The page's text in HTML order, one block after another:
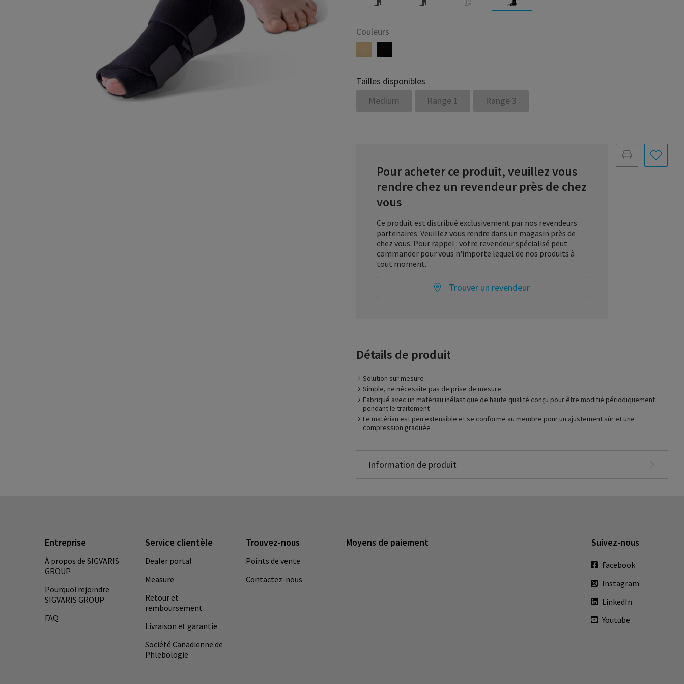
Couleurs
Tailles disponibles
Medium
Range 1 Range 3
Pour acheter ce produit, veuillez vous
rendre chez un revendeur près de chez
vous
Ce produit est distribué exclusivement par nos revendeurs
partenaires. Veuillez vous rendre dans un magasin près de
chez vous. Pour rappel : votre revendeur spécialisé peut
commander pour vous n'importe lequel de nos produits à
tout moment.
Trouver un revendeur
Détails de produit
Solution sur mesure
Simple, ne nécessite pas de prise de mesure
Fabriqué avec un matériau inélastique de haute qualité conçu pour être modifié périodiquement
pendant le traitement
Le matériau est peu extensible et se conforme au membre pour un ajustement sûr et une
compression graduée
Information de produit
Le Sigvaris Compreflex Reduce est un système de compression innovant utilisé pendant la
Entreprise
À propos de SIGVARIS
GROUP
Pourquoi rejoindre
SIGVARIS GROUP
FAQ
Service clientèle
Dealer portal
Measure
Retour et
remboursement
Livraison et garantie
Société Canadienne de
Phlebologie
Trouvez-nous
Points de vente
Contactez-nous
Moyens de paiement Suivez-nous
Facebook
Instagram
LinkedIn
Youtube